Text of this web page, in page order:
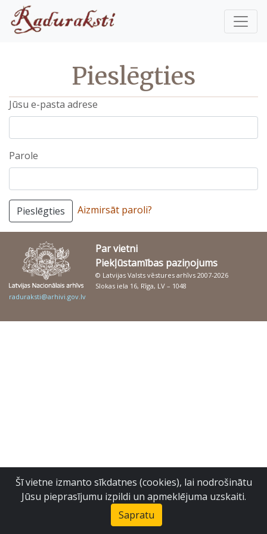
Pieslēgties
Jūsu e-pasta adrese
Parole
Pieslēgties Aizmirsāt paroli?
Par vietni
Piekļūstamības paziņojums
© Latvijas Valsts vēstures arhīvs 2007-2026
Slokas iela 16, Rīga, LV – 1048
raduraksti@arhivi.gov.lv
Šī vietne izmanto sīkdatnes (cookies), lai nodrošinātu
Jūsu pieprasījumu izpildi un apmeklējuma uzskaiti.
Sapratu